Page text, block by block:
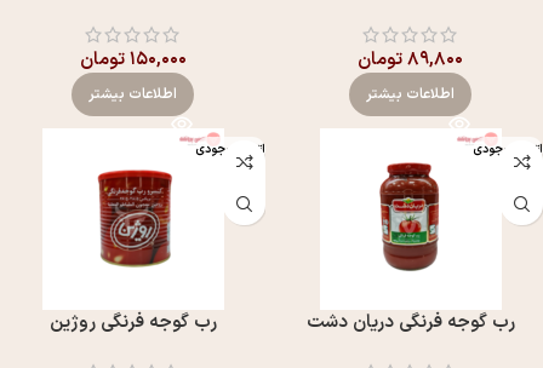
۸۹,۸۰۰تومان
اطلاعات بیشتر
۱۵۰,۰۰۰تومان
اطلاعات بیشتر
اتمام موجودی
رب گوجه فرنگی دریان دشت
اتمام موجودی
رب گوجه فرنگی روژین